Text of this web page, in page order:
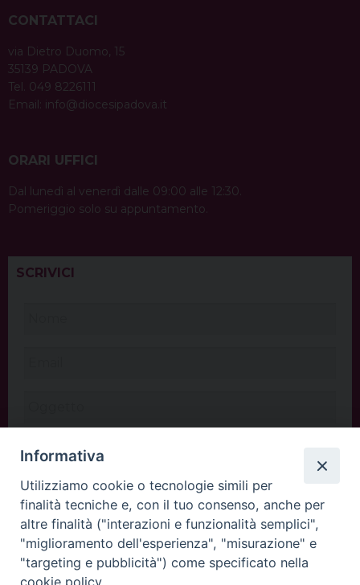
CONTATTACI
via Dietro Duomo, 15
35139 PADOVA
Tel. 049 8226111
Email: info@diocesipadova.it
ORARI UFFICI
Dal lunedì al venerdì dalle 09:00 alle 12:30.
Pomeriggio solo su appuntamento.
SCRIVICI
Informativa
Utilizziamo cookie o tecnologie simili per
finalità tecniche e, con il tuo consenso, anche per
altre finalità ("interazioni e funzionalità semplici",
"miglioramento dell'esperienza", "misurazione" e
"targeting e pubblicità") come specificato nella